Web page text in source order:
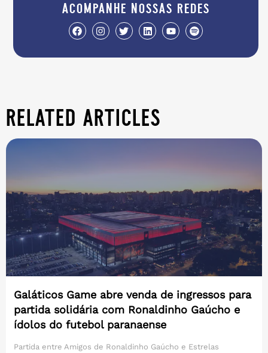
acompanhe nossas redes
related articles
Galáticos Game abre venda de ingressos para
partida solidária com Ronaldinho Gaúcho e
ídolos do futebol paranaense
Partida entre Amigos de Ronaldinho Gaúcho e Estrelas